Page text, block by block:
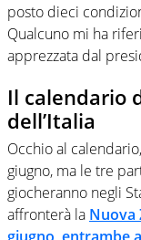
posto dieci
Qualcuno mi ha
apprezzata dal
Il calendario
dell’Italia
Occhio al
giugno, ma le tre
giocheranno negli
affronterà la Nuova